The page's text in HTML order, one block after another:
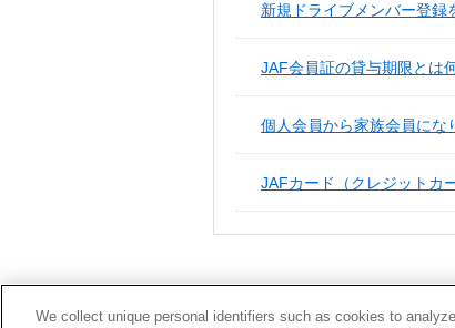
新規ドライブメンバー登録
JAF会員証の貸与期限とは
個人会員から家族会員にな
JAFカード（クレジットカ
We collect unique personal identifiers such as cookies to